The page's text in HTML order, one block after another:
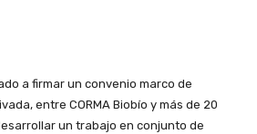
a firmar un convenio marco de
entre CORMA Biobío y más de 20
un trabajo en conjunto de